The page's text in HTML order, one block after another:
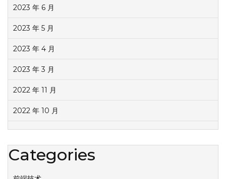
2023 年 6 月
2023 年 5 月
2023 年 4 月
2023 年 3 月
2022 年 11 月
2022 年 10 月
Categories